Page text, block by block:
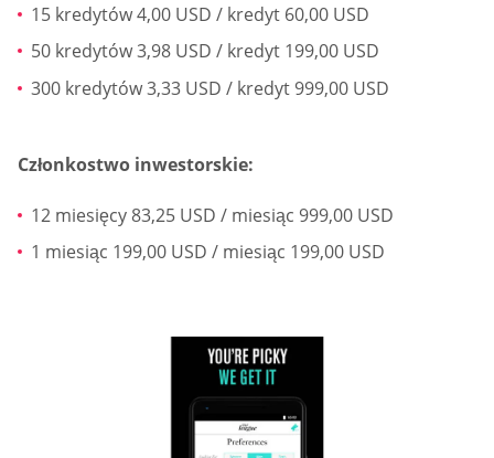
15 kredytów 4,00 USD / kredyt 60,00 USD
50 kredytów 3,98 USD / kredyt 199,00 USD
300 kredytów 3,33 USD / kredyt 999,00 USD
Członkostwo inwestorskie:
12 miesięcy 83,25 USD / miesiąc 999,00 USD
1 miesiąc 199,00 USD / miesiąc 199,00 USD